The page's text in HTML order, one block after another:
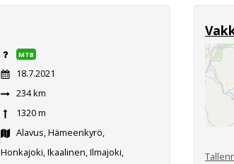
MTB
18.7.2021
234 km
1320 m
Alavus, Hämeenkyrö,
Honkajoki, Ikaalinen, Ilmajoki,